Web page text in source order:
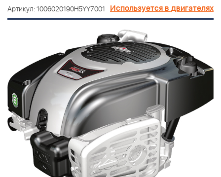
Артикул: 1006020190H5YY7001 Используется в двигателях